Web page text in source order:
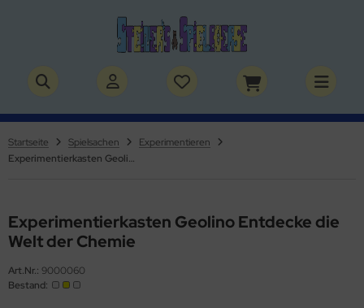
Startseite Spielsachen
Experimentieren
Experimentierkasten Geolino Entdecke die Welt der Chemie
Experimentierkasten Geolino Entdecke die
Welt der Chemie
Art.Nr.: 9000060
Bestand:
& Superhelden